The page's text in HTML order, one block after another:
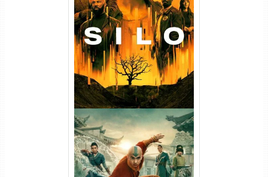
Silo 1ª Temporada Torrent
(2023) WEB-DL
720p/1080p/4K Dual Áudio